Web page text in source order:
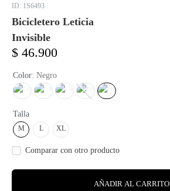
: 1S6493
Bicicletero Leticia
Invisible
$ 46.900
Color: Negro
Talla
M L XL
AÑADIR AL CARRITO